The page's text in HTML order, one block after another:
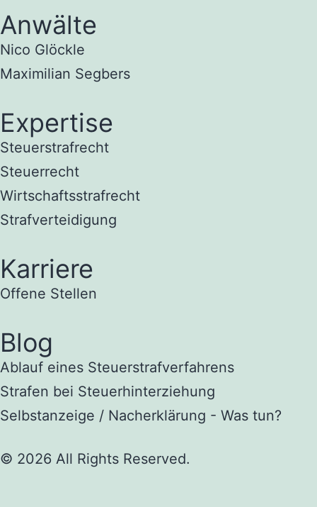
Anwälte
Nico Glöckle
Maximilian Segbers
Expertise
Steuerstrafrecht
Steuerrecht
Wirtschaftsstrafrecht
Strafverteidigung
Karriere
Offene Stellen
Blog
Ablauf eines Steuerstrafverfahrens
Strafen bei Steuerhinterziehung
Selbstanzeige / Nacherklärung - Was tun?
© 2026 All Rights Reserved.